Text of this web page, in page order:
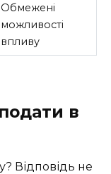
Обмежені
можливості
впливу
в
Відповідь не